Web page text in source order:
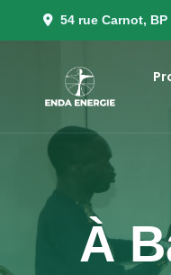
54 rue Carnot, BP
À